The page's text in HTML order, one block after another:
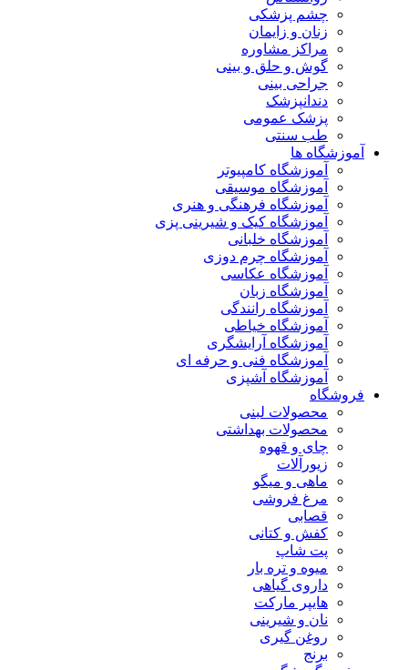
چشم پزشکی
زنان و زایمان
مراکز مشاوره
گوش و حلق و بینی
جراحی بینی
دندانپزشک
پزشک عمومی
طب سنتی
آموزشگاه ها
آموزشگاه کامپیوتر
آموزشگاه موسیقی
آموزشگاه فرهنگی و هنری
آموزشگاه کیک و شیرینی پزی
آموزشگاه خلبانی
آموزشگاه چرم دوزی
آموزشگاه عکاسی
آموزشگاه زبان
آموزشگاه رانندگی
آموزشگاه خیاطی
آموزشگاه آرایشگری
آموزشگاه فنی و حرفه ای
آموزشگاه آشپزی
فروشگاه
محصولات لبنی
محصولات بهداشتی
چای و قهوه
زیورآلات
ماهی و میگو
مرغ فروشی
قصابی
کفش و کتانی
پت شاپ
میوه و تره بار
داروی گیاهی
هایپر مارکت
نان و شیرینی
روغن گیری
برنج